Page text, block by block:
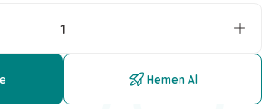
Hemen Al